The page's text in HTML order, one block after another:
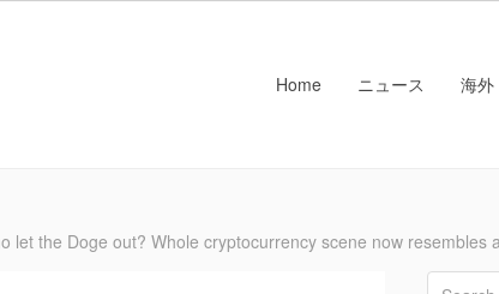
Home ニュース 海外
let the Doge out? Whole cryptocurrency scene now resembles